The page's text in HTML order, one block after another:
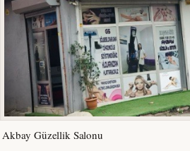
Akbay Güzellik Salonu